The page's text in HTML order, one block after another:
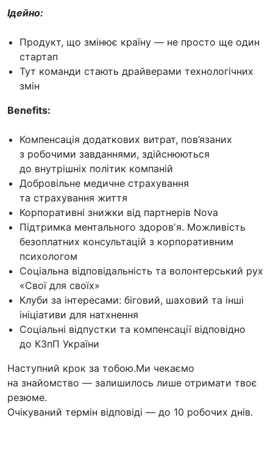
Ідейно:
Продукт, що змінює країну — не просто ще один
стартап
Тут команди стають драйверами технологічних
змін
Benefits:
Компенсація додаткових витрат, пов’язаних
з робочими завданнями, здійснюються
до внутрішніх політик компаній
Добровільне медичне страхування
та страхування життя
Корпоративні знижки від партнерів Nova
Підтримка ментального здоровʼя. Можливість
безоплатних консультацій з корпоративним
психологом
Соціальна відповідальність та волонтерський рух
«Свої для своїх»
Клуби за інтересами: біговий, шаховий та інші
ініціативи для натхнення
Соціальні відпустки та компенсації відповідно
до КЗпП України
Наступний крок за тобою.Ми чекаємо
на знайомство — залишилось лише отримати твоє
резюме.
Очікуваний термін відповіді — до 10 робочих днів.